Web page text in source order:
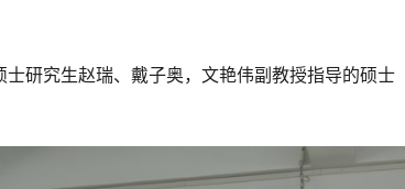
研究生赵瑞、戴子奥，文艳伟副教授指导的硕士